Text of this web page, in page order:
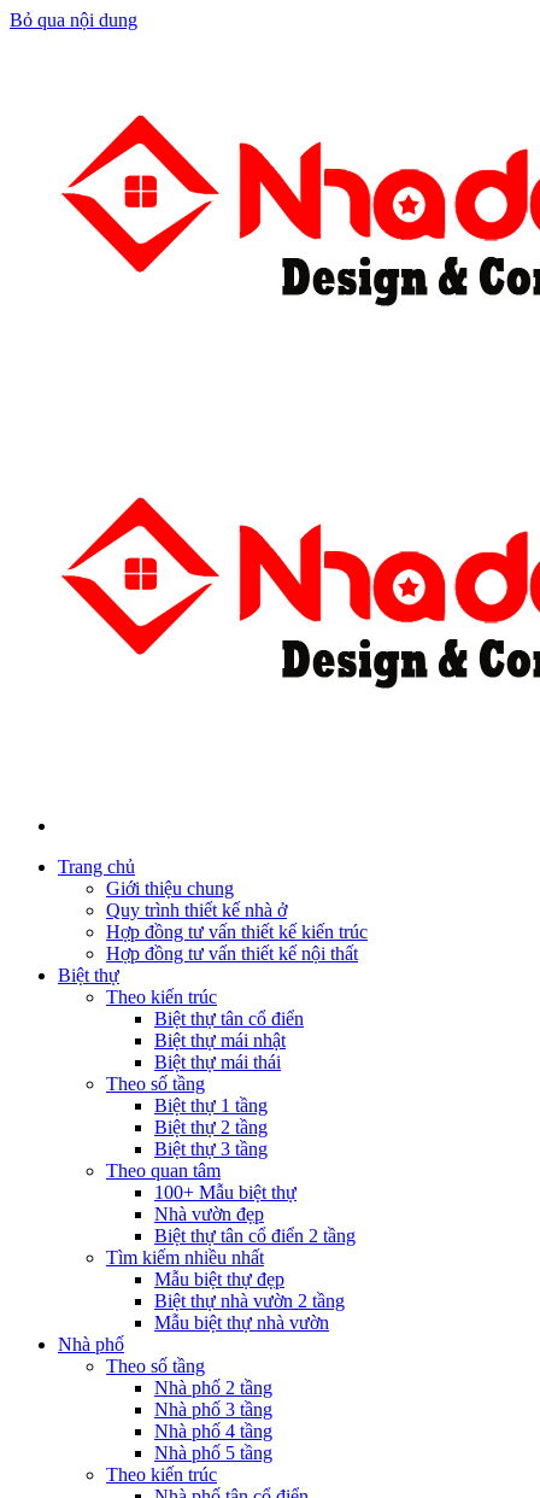
Bỏ qua nội dung
Trang chủ
Giới thiệu chung
Quy trình thiết kế nhà ở
Hợp đồng tư vấn thiết kế kiến trúc
Hợp đồng tư vấn thiết kế nội thất
Biệt thự
Theo kiến trúc
Biệt thự tân cổ điển
Biệt thự mái nhật
Biệt thự mái thái
Theo số tầng
Biệt thự 1 tầng
Biệt thự 2 tầng
Biệt thự 3 tầng
Theo quan tâm
100+ Mẫu biệt thự
Nhà vườn đẹp
Biệt thự tân cổ điển 2 tầng
Tìm kiếm nhiều nhất
Mẫu biệt thự đẹp
Biệt thự nhà vườn 2 tầng
Mẫu biệt thự nhà vườn
Nhà phố
Theo số tầng
Nhà phố 2 tầng
Nhà phố 3 tầng
Nhà phố 4 tầng
Nhà phố 5 tầng
Theo kiến trúc